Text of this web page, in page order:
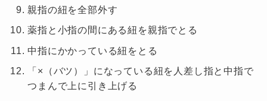
親指の紐を全部外す
薬指と小指の間にある紐を親指でとる
中指にかかっている紐をとる
「×（バツ）」になっている紐を人差し指と中指で
つまんで上に引き上げる